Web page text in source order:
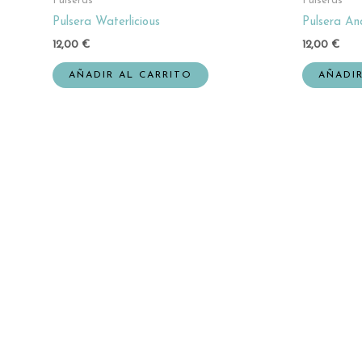
Pulsera Waterlicious
12,00 €
AÑADIR AL CARRITO
Pulsera
12,00 €